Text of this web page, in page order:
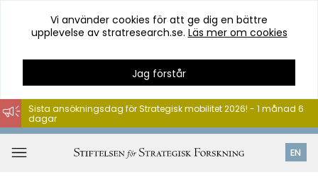
Hoppa
till
innehåll
Vi använder cookies för att ge dig en bättre
upplevelse av stratresearch.se. Läs mer om cookies
Jag förstår
EN
Sista ansökningsdag för Strategisk mobilitet 2026! - 1 månad 6
dagar